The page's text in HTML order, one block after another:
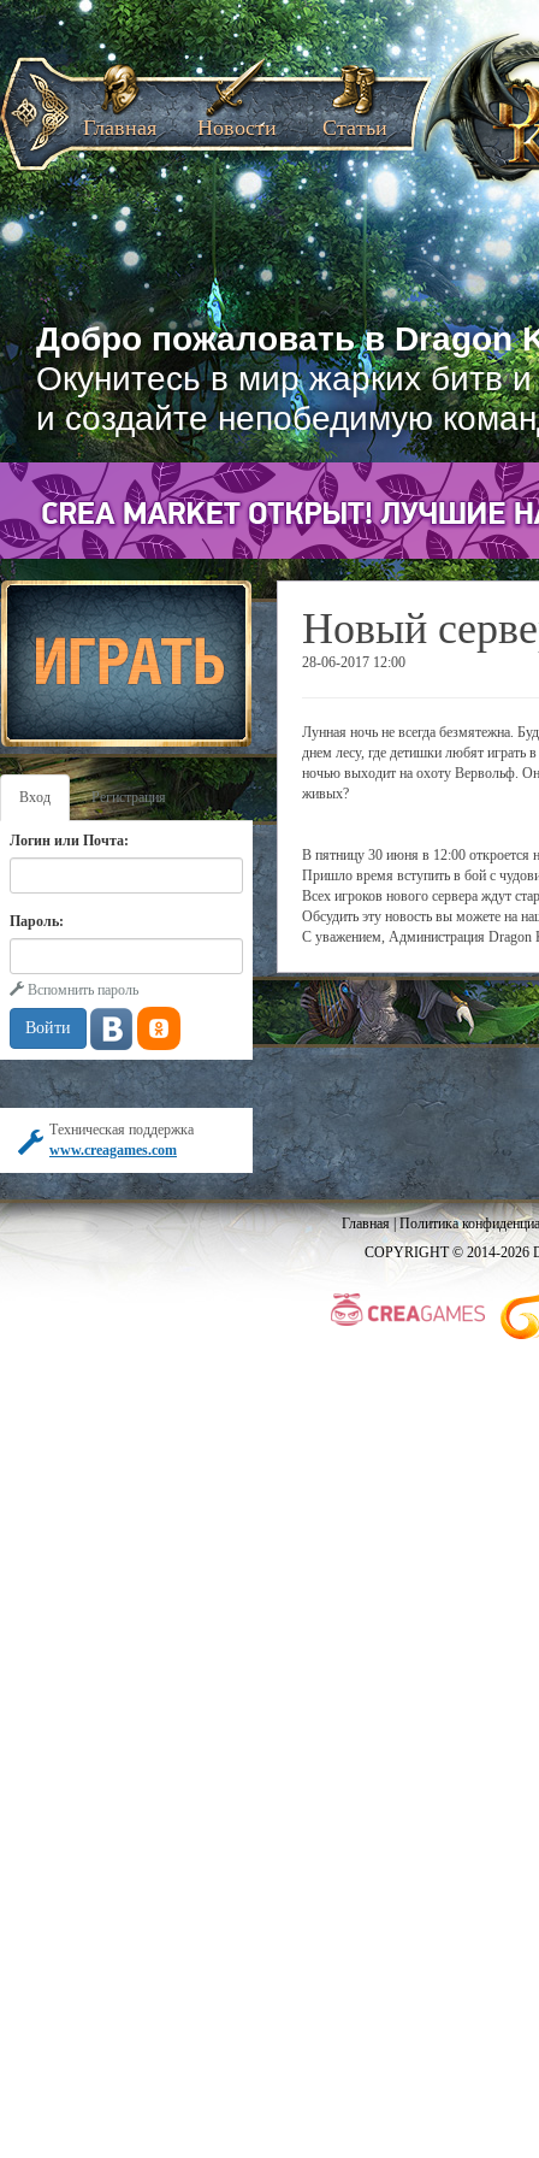
Добро пожаловать в Dragon
Окунитесь в мир жарких битв
и создайте непобедимую
Главная Новости Статьи
Вход Регистрация
Логин или Почта:
Пароль:
Вспомнить пароль
Техническая поддержка
www.creagames.com
Новый
28-06-2017 12:00
Лунная ночь не всегда безмятежна.
днем лесу, где детишки любят играть
ночью выходит на охоту Вервольф.
живых?
В пятницу 30 июня в 12:00 откроется
Пришло время вступить в бой с
Всех игроков нового сервера ждут
Обсудить эту новость вы можете на
С уважением, Администрация Dragon
Главная|Политика
COPYRIGHT © 2014-2026